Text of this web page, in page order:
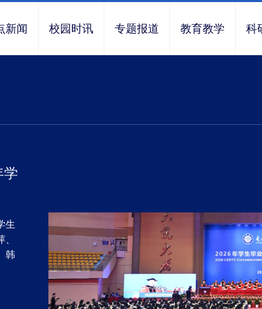
新闻 校园时讯 专题报道 教育教学 科
学
生
韩